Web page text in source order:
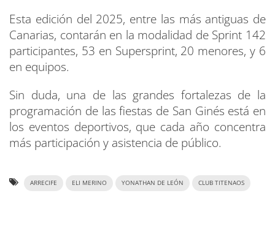
Esta edición del 2025, entre las más antiguas de
Canarias, contarán en la modalidad de Sprint 142
participantes, 53 en Supersprint, 20 menores, y 6
en equipos.
Sin duda, una de las grandes fortalezas de la
programación de las fiestas de San Ginés está en
los eventos deportivos, que cada año concentra
más participación y asistencia de público.
ARRECIFE ELI MERINO YONATHAN DE LEÓN CLUB TITENAOS